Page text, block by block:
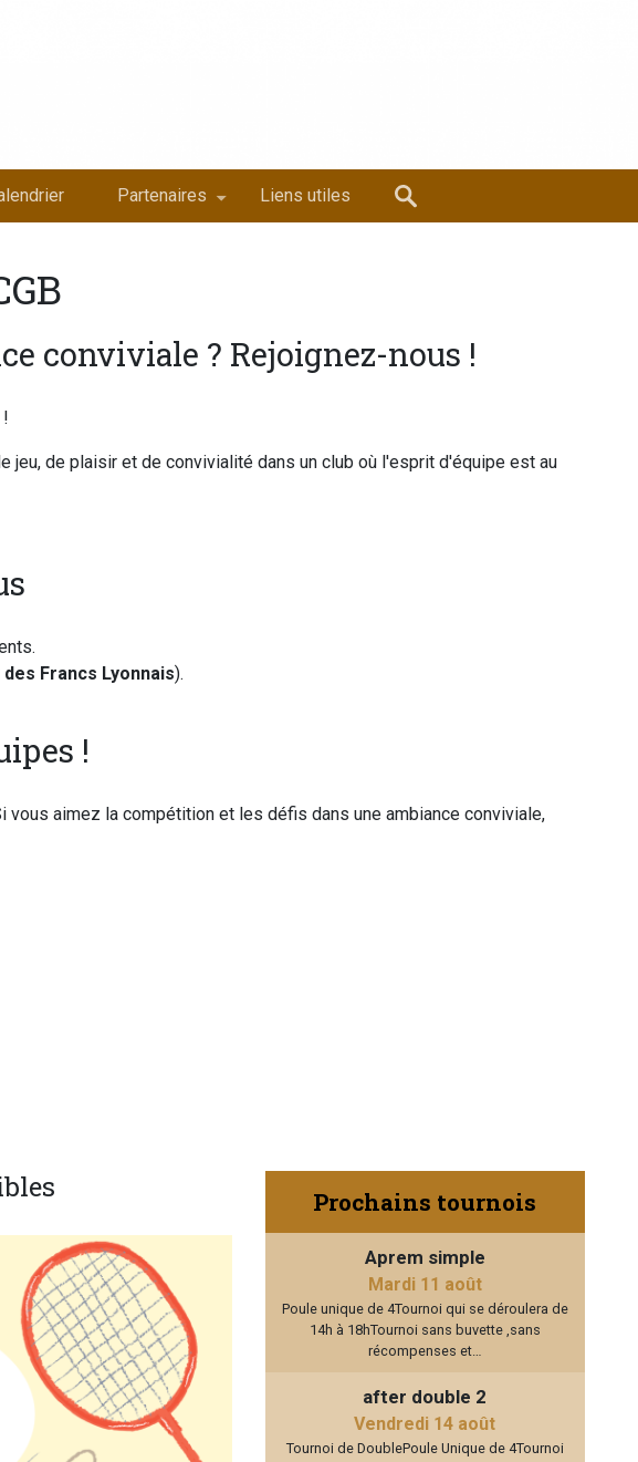
Partenaires Liens utiles
conviviale ? Rejoignez-nous !
!
jeu, de plaisir et de convivialité dans un club où l'esprit d'équipe est au
Francs Lyonnais).
!
aimez la compétition et les défis dans une ambiance conviviale,
Prochains tournois
Aprem simple
Mardi 11 août
Poule unique de 4Tournoi qui se déroulera de
14h à 18hTournoi sans buvette ,sans
récompenses et…
after double 2
Vendredi 14 août
Tournoi de DoublePoule Unique de 4Tournoi